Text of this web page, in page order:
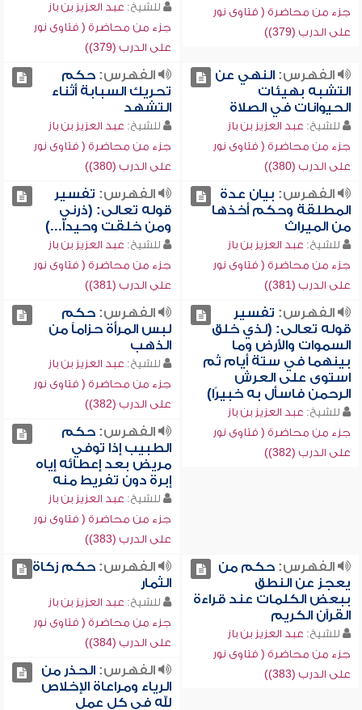
جزء من محاضرة ( فتاوى نور
على الدرب (379))
للشيخ: عبد العزيز بن باز
جزء من محاضرة ( فتاوى نور
على الدرب (379))
الفهرس:النهي عن
التشبه بهيئات
الحيوانات في الصلاة
للشيخ: عبد العزيز بن باز
جزء من محاضرة ( فتاوى نور
على الدرب (380))
الفهرس:حكم
تحريك السبابة أثناء
التشهد
للشيخ: عبد العزيز بن باز
جزء من محاضرة ( فتاوى نور
على الدرب (380))
الفهرس: بيان عدة
المطلقة وحكم أخذها
من الميراث
للشيخ: عبد العزيز بن باز
جزء من محاضرة ( فتاوى نور
على الدرب (381))
الفهرس: تفسير
قوله تعالى: (ذرني
ومن خلقت وحيداً...)
للشيخ: عبد العزيز بن باز
جزء من محاضرة ( فتاوى نور
على الدرب (381))
الفهرس: تفسير
قوله تعالى: (لذي خلق
السموات والأرض وما
بينهما في ستة أيام ثم
استوى على العرش
الرحمن فاسأل به خبيرًا)
للشيخ: عبد العزيز بن باز
جزء من محاضرة ( فتاوى نور
على الدرب (382))
الفهرس:حكم
لبس المرأة حزاماً من
الذهب
للشيخ: عبد العزيز بن باز
جزء من محاضرة ( فتاوى نور
على الدرب (382))
الفهرس:حكم
الطبيب إذا توفي
مريض بعد إعطائه إياه
إبرة دون تفريط منه
للشيخ: عبد العزيز بن باز
جزء من محاضرة ( فتاوى نور
على الدرب (383))
الفهرس:حكم من
يعجز عن النطق
ببعض الكلمات عند قراءة
القرآن الكريم
للشيخ: عبد العزيز بن باز
جزء من محاضرة ( فتاوى نور
على الدرب (383))
الفهرس:حكم زكاة
الثمار
للشيخ: عبد العزيز بن باز
جزء من محاضرة ( فتاوى نور
على الدرب (384))
الفهرس:الحذر من
الرياء ومراعاة الإخلاص
لله في كل عمل